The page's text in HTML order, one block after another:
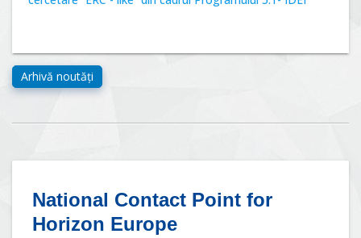
National Contact Point for
Horizon Europe